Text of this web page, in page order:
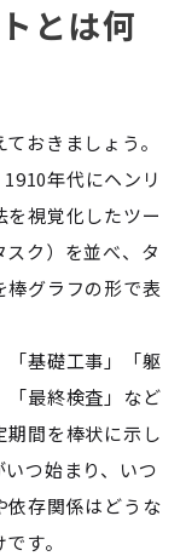
とは何
おきましょう。
年代にヘンリ
視覚化したツー
ク）を並べ、タ
棒グラフの形で表
「基礎工事」「躯
「最終検査」など
期間を棒状に示し
つ始まり、いつ
依存関係はどうな
す。